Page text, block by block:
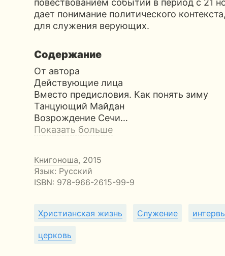
повествованием событий в период с 21
дает понимание политического
для служения верующих.
Содержание
От автора
Действующие лица
Вместо предисловия. Как понять зиму
Танцующий Майдан
Возрождение Сечи…
Показать больше
Книгоноша, 2015
Язык: Русский
ISBN: 978-966-2615-99-9
Христианская жизнь Служение
церковь